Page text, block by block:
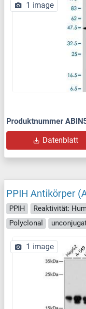
1 image
Produktnummer
Datenblatt
PPIH Antikörper
PPIH Reaktivität:
Polyclonal
1 image